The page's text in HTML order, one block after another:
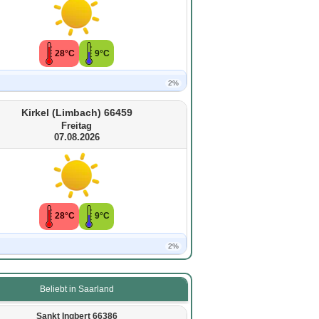
28°C 9°C
2%
Kirkel (Limbach) 66459
Freitag
07.08.2026
28°C 9°C
2%
Beliebt in Saarland
Sankt Ingbert 66386